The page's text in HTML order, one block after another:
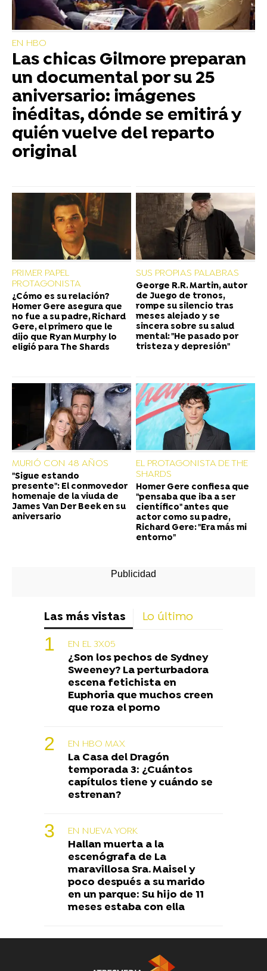
EN HBO
Las chicas Gilmore preparan
un documental por su 25
aniversario: imágenes
inéditas, dónde se emitirá y
quién vuelve del reparto
original
PRIMER PAPEL
PROTAGONISTA
¿Cómo es su relación?
Homer Gere asegura que
no fue a su padre, Richard
Gere, el primero que le
dijo que Ryan Murphy lo
eligió para The Shards
SUS PROPIAS PALABRAS
George R.R. Martin, autor
de Juego de tronos,
rompe su silencio tras
meses alejado y se
sincera sobre su salud
mental: "He pasado por
tristeza y depresión"
MURIÓ CON 48 AÑOS
"Sigue estando
presente": El conmovedor
homenaje de la viuda de
James Van Der Beek en su
aniversario
EL PROTAGONISTA DE THE
SHARDS
Homer Gere confiesa que
"pensaba que iba a ser
científico" antes que
actor como su padre,
Richard Gere: "Era más mi
entorno"
Las más vistas Lo último
EN EL 3X05
¿Son los pechos de Sydney
Sweeney? La perturbadora
escena fetichista en
Euphoria que muchos creen
que roza el porno
EN HBO MAX
La Casa del Dragón
temporada 3: ¿Cuántos
capítulos tiene y cuándo se
estrenan?
EN NUEVA YORK
Hallan muerta a la
escenógrafa de La
maravillosa Sra. Maisel y
poco después a su marido
en un parque: Su hijo de 11
meses estaba con ella